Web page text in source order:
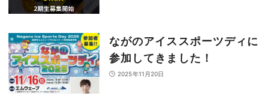
ながのアイススポーツディに
参加してきました！
2025年11月20日